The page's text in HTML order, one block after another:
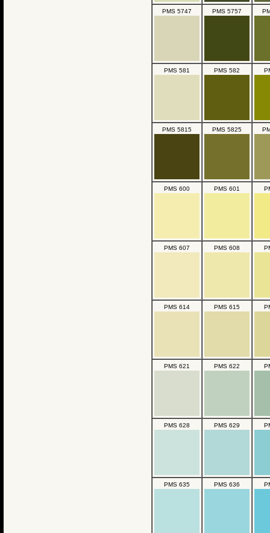
PMS 5747 PMS 5757
PMS 581 PMS 582
PMS 5815 PMS 5825
PMS 600 PMS 601
PMS 607 PMS 608
PMS 614 PMS 615
PMS 621 PMS 622
PMS 628 PMS 629
PMS 635 PMS 636